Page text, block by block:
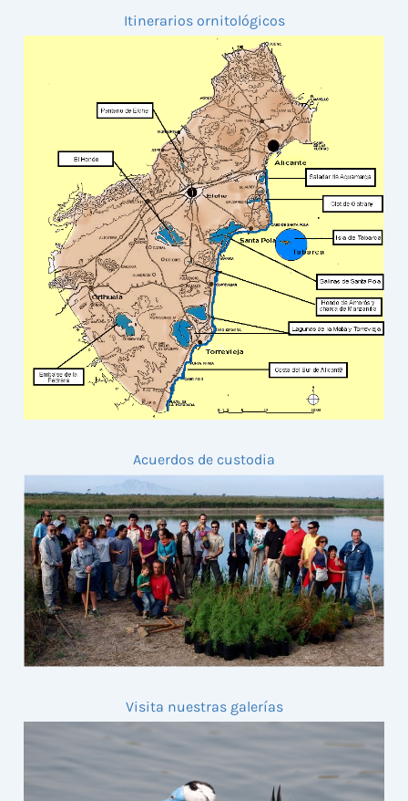
Itinerarios ornitológicos
Acuerdos de custodia
Visita nuestras galerías